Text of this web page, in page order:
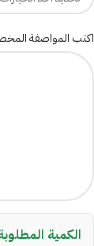
اكتب المواصفة